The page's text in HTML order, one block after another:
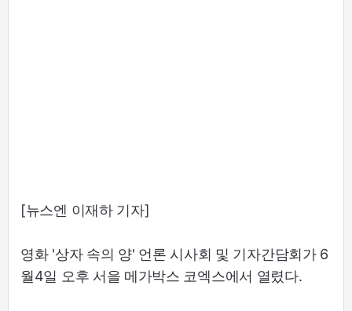
[뉴스엔 이재하 기자]
영화 '상자 속의 양' 언론 시사회 및 기자간담회가 6
월4일 오후 서을 메가박스 코엑스에서 열렸다.